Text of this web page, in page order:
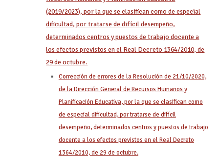
(2019/2023), por la que se clasifican como de especial
dificultad, por tratarse de difícil desempeño,
determinados centros y puestos de trabajo docente a
los efectos previstos en el Real Decreto 1364/2010, de
29 de octubre.
Corrección de errores de la Resolución de 21/10/2020,
de la Dirección General de Recursos Humanos y
Planificación Educativa, por la que se clasifican como
de especial dificultad, por tratarse de difícil
desempeño, determinados centros y puestos de trabajo
docente a los efectos previstos en el Real Decreto
1364/2010, de 29 de octubre.